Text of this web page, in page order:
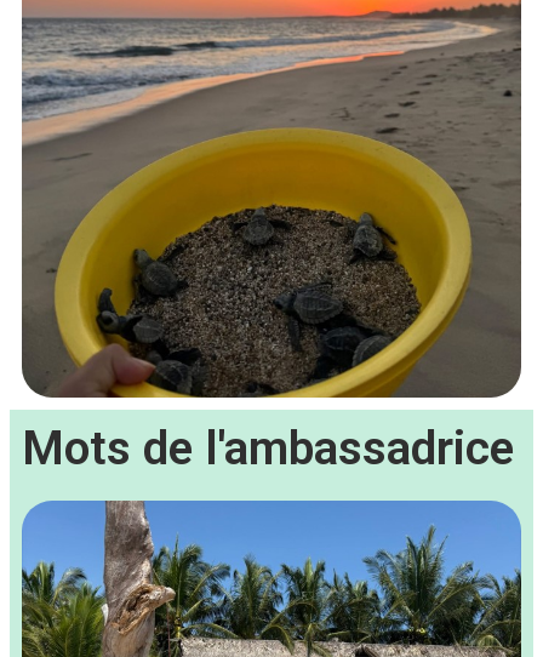
Mots de l'ambassadrice